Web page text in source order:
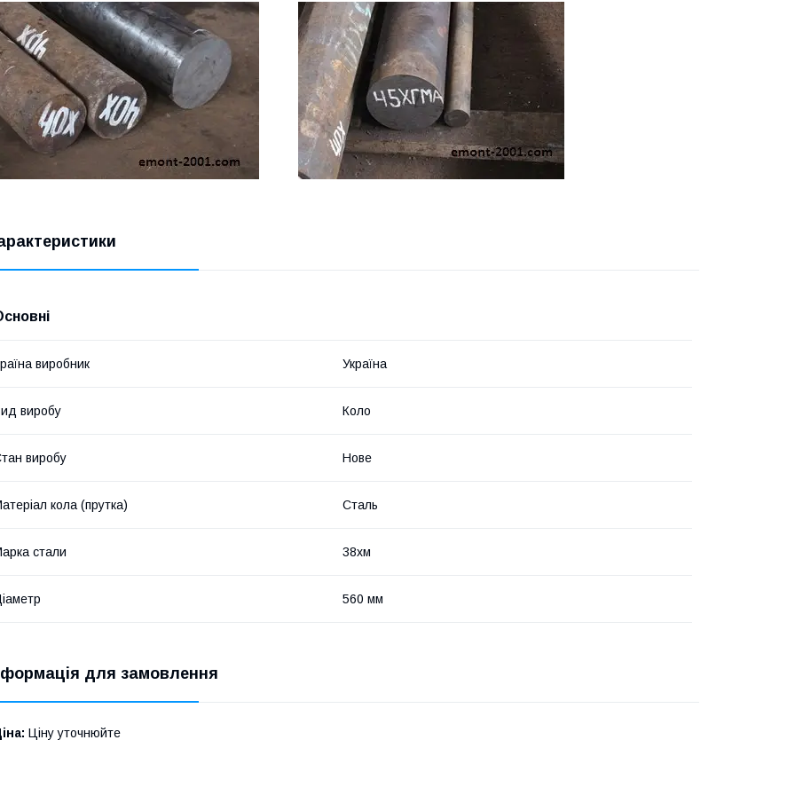
виробник Україна
виробу Коло
виробу Нове
кола (прутка) Сталь
стали 38хм
560 мм
для замовлення
Ціну уточнюйте